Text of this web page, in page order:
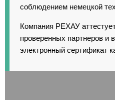
соблюдением немецкой
Компания РЕХАУ
проверенных партнеров и
электронный сертификат